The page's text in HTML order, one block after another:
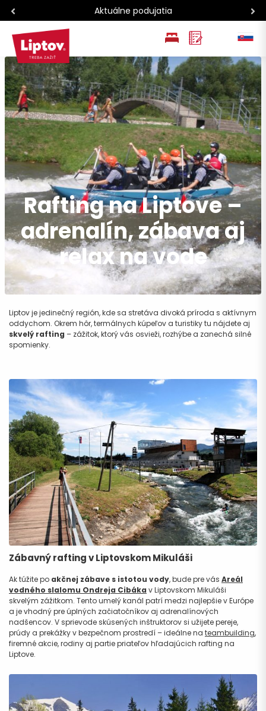
Aktuálne podujatia
EN
PL
Rafting na Liptove –
adrenalín, zábava aj
relax na vode
Liptov je jedinečný región, kde sa stretáva divoká príroda s aktívnym
oddychom. Okrem hôr, termálnych kúpeľov a turistiky tu nájdete aj
skvelý rafting – zážitok, ktorý vás osvieži, rozhýbe a zanechá silné
spomienky.
Zábavný rafting v Liptovskom Mikuláši
Ak túžite po akčnej zábave s istotou vody, bude pre vás Areál
vodného slalomu Ondreja Cibáka v Liptovskom Mikuláši
skvelým zážitkom. Tento umelý kanál patrí medzi najlepšie v Európe
a je vhodný pre úplných začiatočníkov aj adrenalínových
nadšencov. V sprievode skúsených inštruktorov si užijete pereje,
prúdy a prekážky v bezpečnom prostredí – ideálne na teambuilding,
firemné akcie, rodiny aj partie priateľov hľadajúcich rafting na
Liptove.